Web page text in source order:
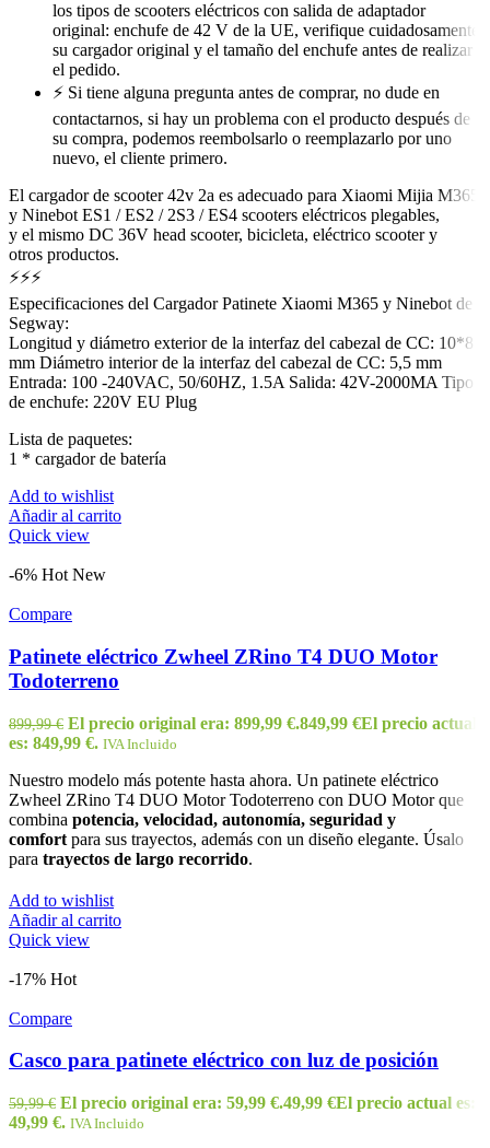
los tipos de scooters eléctricos con salida de adaptador
original: enchufe de 42 V de la UE, verifique cuidadosamente
su cargador original y el tamaño del enchufe antes de realizar
el pedido.
⚡ Si tiene alguna pregunta antes de comprar, no dude en
contactarnos, si hay un problema con el producto después de
su compra, podemos reembolsarlo o reemplazarlo por uno
nuevo, el cliente primero.
El cargador de scooter 42v 2a es adecuado para Xiaomi Mijia M365
y Ninebot ES1 / ES2 / 2S3 / ES4 scooters eléctricos plegables,
y el mismo DC 36V head scooter, bicicleta, eléctrico scooter y
otros productos.
⚡⚡⚡
Especificaciones del Cargador Patinete Xiaomi M365 y Ninebot de
Segway:
Longitud y diámetro exterior de la interfaz del cabezal de CC: 10*8
mm Diámetro interior de la interfaz del cabezal de CC: 5,5 mm
Entrada: 100 -240VAC, 50/60HZ, 1.5A Salida: 42V-2000MA Tipo
de enchufe: 220V EU Plug
Lista de paquetes:
1 * cargador de batería
Add to wishlist
Añadir al carrito
Quick view
-6% Hot New
Compare
Patinete eléctrico Zwheel ZRino T4 DUO Motor
Todoterreno
899,99€ El precio original era: 899,99 €.849,99 €El precio actual
es: 849,99 €. IVA Incluido
Nuestro modelo más potente hasta ahora. Un patinete eléctrico
Zwheel ZRino T4 DUO Motor Todoterreno con DUO Motor que
combina potencia, velocidad, autonomía, seguridad y
comfort para sus trayectos, además con un diseño elegante. Úsalo
para trayectos de largo recorrido.
Add to wishlist
Añadir al carrito
Quick view
-17% Hot
Compare
Casco para patinete eléctrico con luz de posición
59,99€ El precio original era: 59,99 €.49,99 €El precio actual es:
49,99 €. IVA Incluido